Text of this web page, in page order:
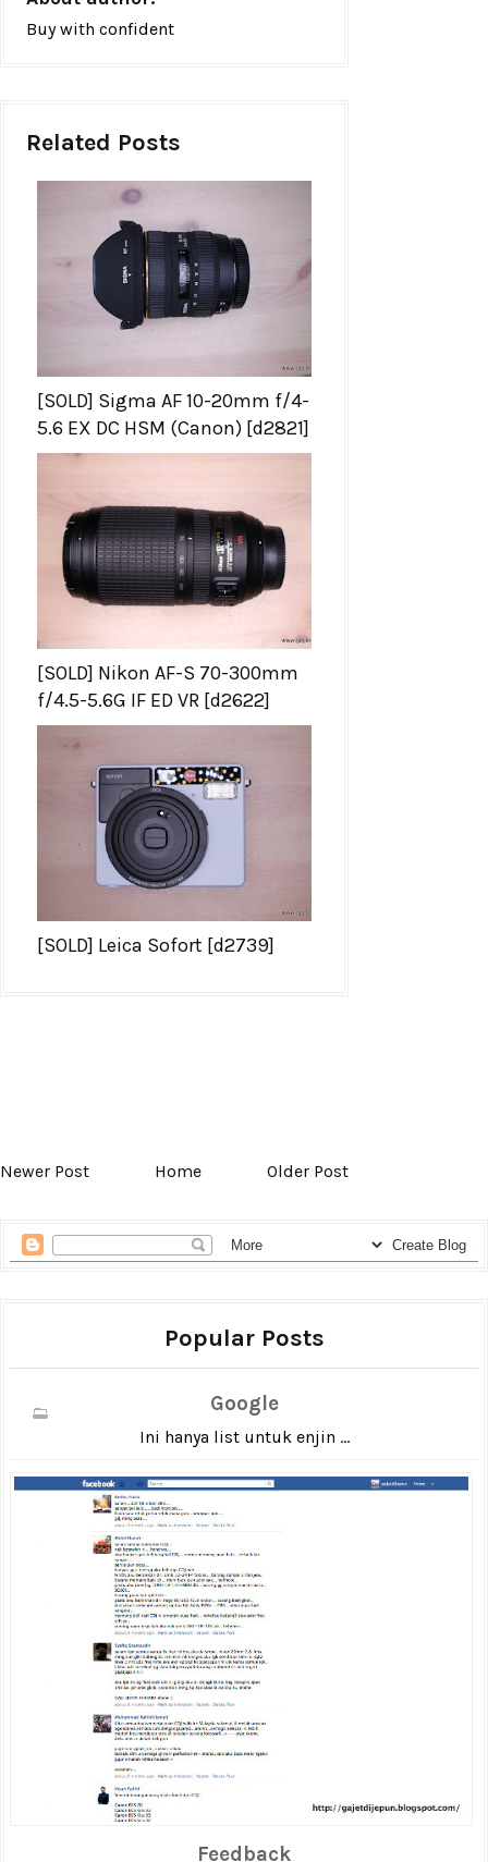
Buy with confident
Related Posts
[SOLD] Sigma AF 10-20mm f/4-
5.6 EX DC HSM (Canon) [d2821]
[SOLD] Nikon AF-S 70-300mm
f/4.5-5.6G IF ED VR [d2622]
[SOLD] Leica Sofort [d2739]
Newer Post Home Older Post
Popular Posts
Google
Ini hanya list untuk enjin ...
Feedback